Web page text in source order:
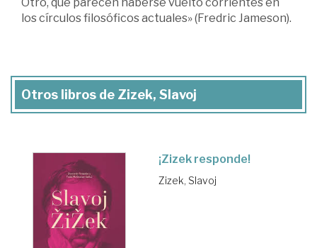
los círculos filosóficos actuales» (Fredric Jameson).
Otros libros de Zizek, Slavoj
¡Zizek responde!
Zizek, Slavoj